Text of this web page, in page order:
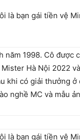
năm 1998. Cô được
Hà Nội 2022
khi có giải thưởng ở
nghề MC và mẫu